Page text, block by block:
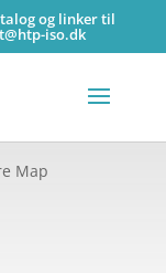
og linker til
iso.dk
Map